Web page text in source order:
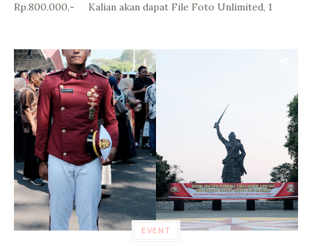
Rp.800.000,- Kalian akan dapat File Foto Unlimited, 1
EVENT